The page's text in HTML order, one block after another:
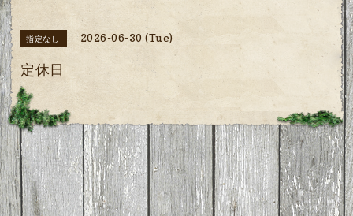
指定なし 2026-06-30 (Tue)
定休日